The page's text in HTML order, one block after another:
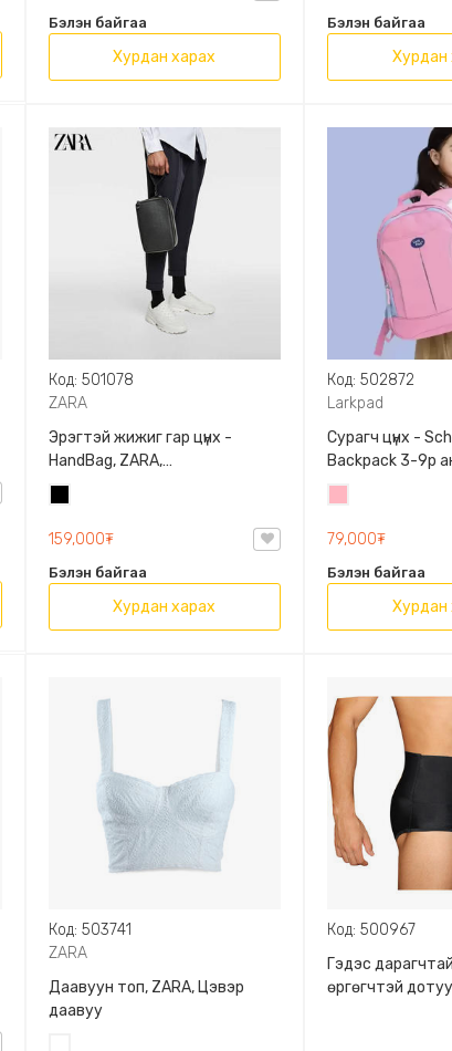
Бэлэн байгаа
Хурдан харах
Бэлэн байгаа
Хурдан
Код: 501078
ZARA
Эрэгтэй жижиг гар цүнх -
HandBag, ZARA,
3720/005/040, PU арьс
159,000₮
Бэлэн байгаа
Хурдан харах
Код: 502872
Larkpad
Сурагч цүнх -
Backpack 3-9р
9009-10128,
Олон
79,000₮
Бэлэн байгаа
Хурдан
Код: 503741
ZARA
Даавуун топ, ZARA, Цэвэр
даавуу
Код: 500967
Гэдэс
өргөгчтэй